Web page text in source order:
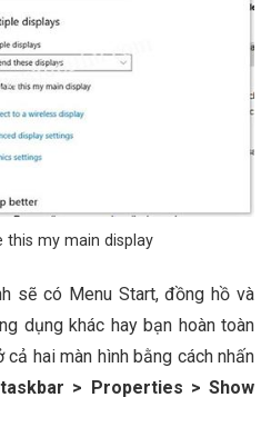
this my main display
sẽ có Menu Start, đồng hồ và
dụng khác hay bạn hoàn toàn
hai màn hình bằng cách nhấn
> Properties > Show